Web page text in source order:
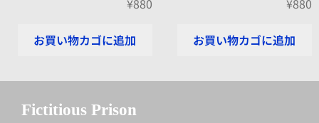
¥880
お買い物カゴに追加
¥880
お買い物カゴに追加
Fictitious Prison